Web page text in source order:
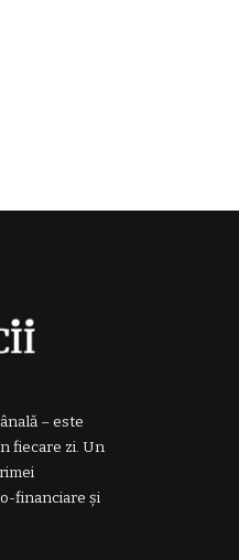
– este
fiecare zi. Un
financiare și